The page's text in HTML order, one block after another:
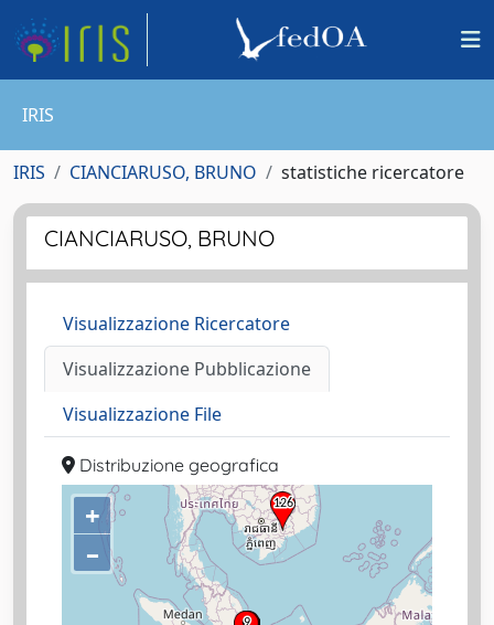
IRIS
IRIS CIANCIARUSO, BRUNO statistiche ricercatore
CIANCIARUSO, BRUNO
Visualizzazione Ricercatore
Visualizzazione Pubblicazione
Visualizzazione File
Distribuzione geografica
+
–